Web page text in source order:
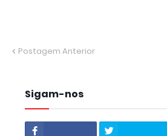
Postagem Anterior
Sigam-nos